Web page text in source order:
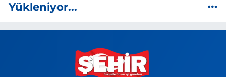
Yükleniyor...